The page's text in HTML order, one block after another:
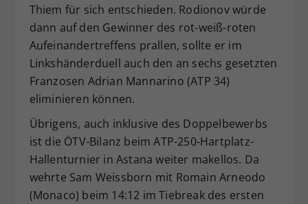
Thiem für sich entschieden. Rodionov würde
dann auf den Gewinner des rot-weiß-roten
Aufeinandertreffens prallen, sollte er im
Linkshänderduell auch den an sechs gesetzten
Franzosen Adrian Mannarino (ATP 34)
eliminieren können.
Übrigens, auch inklusive des Doppelbewerbs
ist die ÖTV-Bilanz beim ATP-250-Hartplatz-
Hallenturnier in Astana weiter makellos. Da
wehrte Sam Weissborn mit Romain Arneodo
(Monaco) beim 14:12 im Tiebreak des ersten